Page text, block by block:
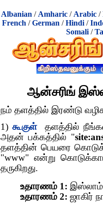
Albanian / Amharic / Arabic /
French /German /Hindi /
Somali/
ஆன்சரிங்
நம் தளத்தில் இரண்டு
1) கூகுள்தளத்தில்
அதன் பக்கத்தில் "
தளத்தின் பெயரை
"www" என்று
தருகிறது.
உதாரணம் 1: இஸ்லாம்
உதாரணம் 2: ஜாகிர்